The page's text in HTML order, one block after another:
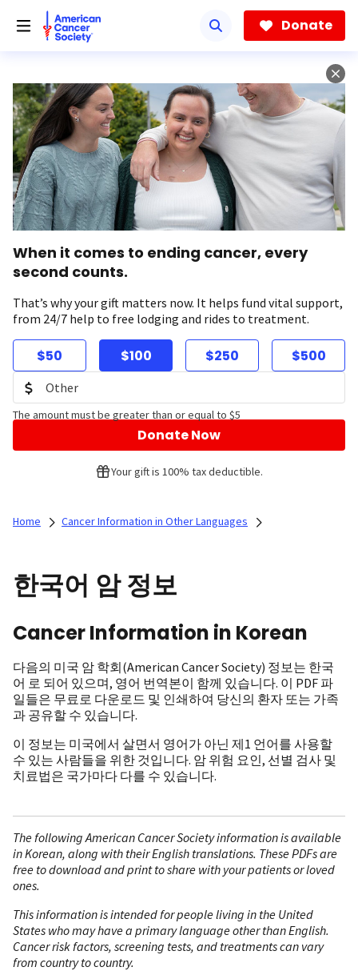
Donate
When it comes to ending cancer, every
second counts.
That’s why your gift matters now. It helps fund vital support,
from 24/7 help to free lodging and rides to treatment.
$50 $100 $250 $500
The amount must be greater than or equal to $5
Donate Now
Your gift is 100% tax deductible.
Home Cancer Information in Other Languages
한국어 암 정보
Cancer Information in Korean
다음의 미국 암 학회(American Cancer Society) 정보는 한국
어 로 되어 있으며, 영어 번역본이 함께 있습니다. 이 PDF 파
일들은 무료로 다운로드 및 인쇄하여 당신의 환자 또는 가족
과 공유할 수 있습니다.
이 정보는 미국에서 살면서 영어가 아닌 제1 언어를 사용할
수 있는 사람들을 위한 것입니다. 암 위험 요인, 선별 검사 및
치료법은 국가마다 다를 수 있습니다.
The following American Cancer Society information is available
in Korean, along with their English translations. These PDFs are
free to download and print to share with your patients or loved
ones.
This information is intended for people living in the United
States who may have a primary language other than English.
Cancer risk factors, screening tests, and treatments can vary
from country to country.